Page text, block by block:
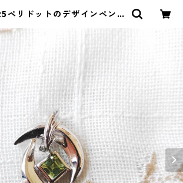
ペリドットのデザインペンダ